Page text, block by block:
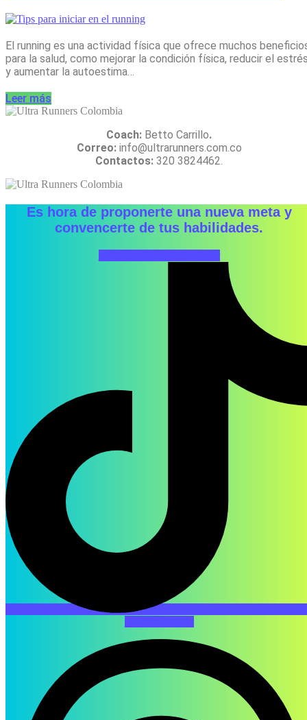
El running es una actividad física que ofrece muchos
para la salud, como mejorar la condición física, reducir el
y aumentar la autoestima…
Leer más
Coach: Betto Carrillo.
Correo:info@ultrarunners.com.co
Contactos: 320 3824462.
Es hora de proponerte una nueva meta y
convencerte de tus habilidades.